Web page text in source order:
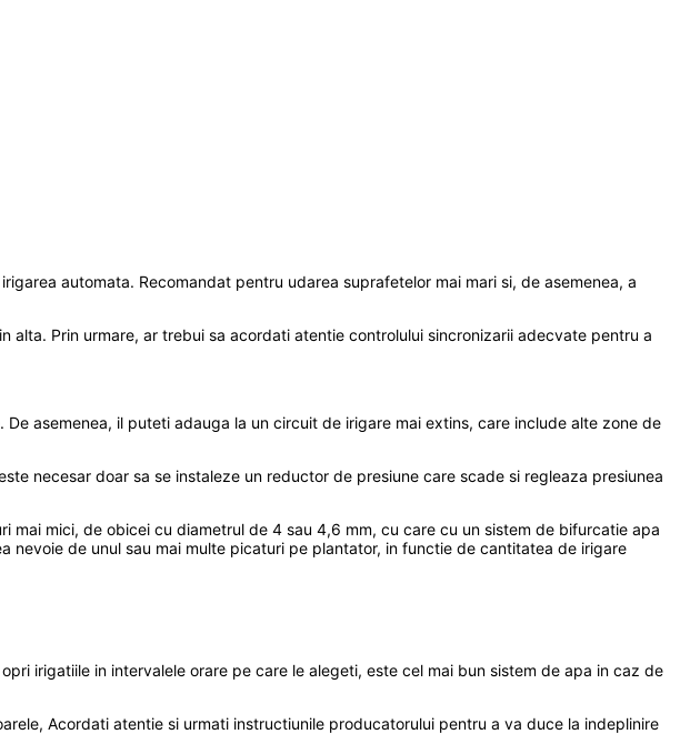
automata. Recomandat pentru udarea suprafetelor mai mari si, de asemenea, a
alta. Prin urmare, ar trebui sa acordati atentie controlului sincronizarii adecvate pentru a
asemenea, il puteti adauga la un circuit de irigare mai extins, care include alte zone de
necesar doar sa se instaleze un reductor de presiune care scade si regleaza presiunea
mici, de obicei cu diametrul de 4 sau 4,6 mm, cu care cu un sistem de bifurcatie apa
de unul sau mai multe picaturi pe plantator, in functie de cantitatea de irigare
irigatiile in intervalele orare pe care le alegeti, este cel mai bun sistem de apa in caz de
Acordati atentie si urmati instructiunile producatorului pentru a va duce la indeplinire